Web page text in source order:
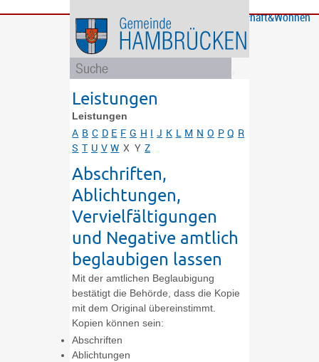
Bürgerservice
GemeindeBildung
und
Soziales
Rathaus
und
Politik
Wirtschaft&Wohnen
Leistungen
Leistungen
A B C D E F G H I J K L M N O P Q R
S T U V W X Y Z
Abschriften,
Ablichtungen,
Vervielfältigungen
und Negative amtlich
beglaubigen lassen
Mit der amtlichen Beglaubigung
bestätigt die Behörde, dass die Kopie
mit dem Original übereinstimmt.
Kopien können sein:
Abschriften
Ablichtungen